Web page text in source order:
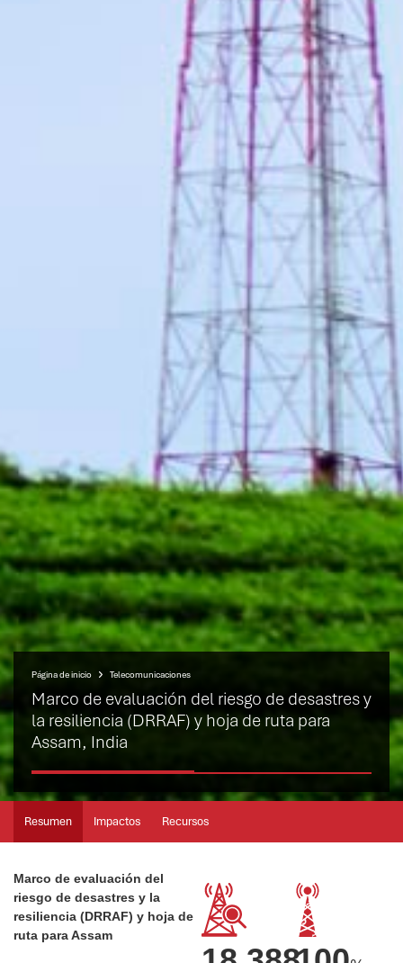
Página de inicio Telecomunicaciones
Marco de evaluación del riesgo de desastres y
la resiliencia (DRRAF) y hoja de ruta para
Assam, India
Resumen Impactos Recursos
Marco de evaluación del
riesgo de desastres y la
resiliencia (DRRAF) y hoja de
ruta para Assam